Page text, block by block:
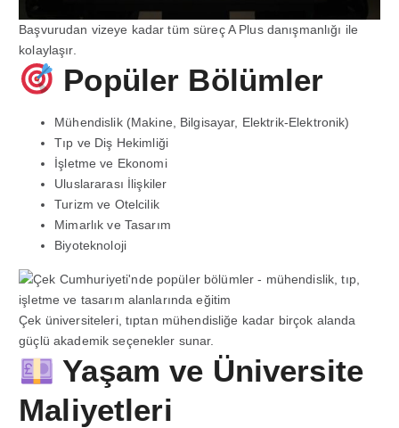
Başvurudan vizeye kadar tüm süreç A Plus danışmanlığı ile
kolaylaşır.
Popüler Bölümler
Mühendislik (Makine, Bilgisayar, Elektrik-Elektronik)
Tıp ve Diş Hekimliği
İşletme ve Ekonomi
Uluslararası İlişkiler
Turizm ve Otelcilik
Mimarlık ve Tasarım
Biyoteknoloji
Çek üniversiteleri, tıptan mühendisliğe kadar birçok alanda
güçlü akademik seçenekler sunar.
Yaşam ve Üniversite
Maliyetleri